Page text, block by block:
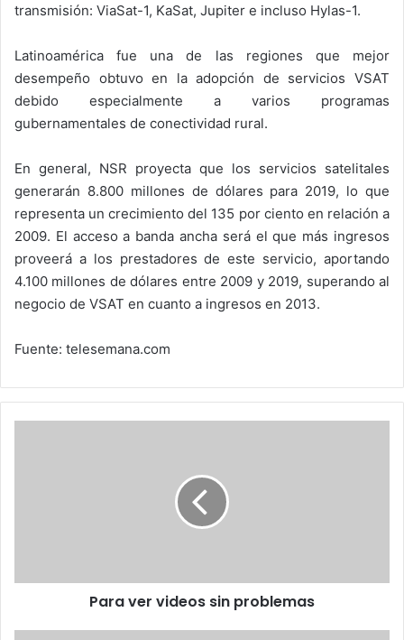
transmisión: ViaSat-1, KaSat, Jupiter e incluso Hylas-1.
Latinoamérica fue una de las regiones que mejor
desempeño obtuvo en la adopción de servicios VSAT
debido especialmente a varios programas
gubernamentales de conectividad rural.
En general, NSR proyecta que los servicios satelitales
generarán 8.800 millones de dólares para 2019, lo que
representa un crecimiento del 135 por ciento en relación a
2009. El acceso a banda ancha será el que más ingresos
proveerá a los prestadores de este servicio, aportando
4.100 millones de dólares entre 2009 y 2019, superando al
negocio de VSAT en cuanto a ingresos en 2013.
Fuente: telesemana.com
Para ver videos sin problemas